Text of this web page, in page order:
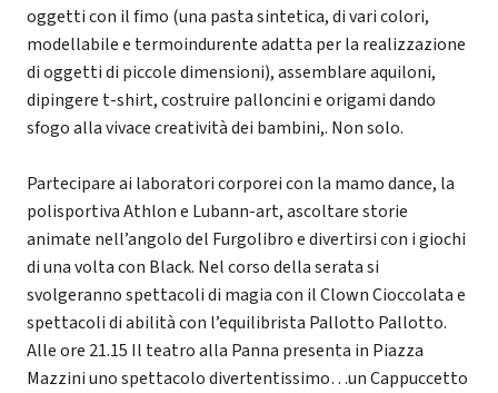
oggetti con il fimo (una pasta sintetica, di vari colori,
modellabile e termoindurente adatta per la realizzazione
di oggetti di piccole dimensioni), assemblare aquiloni,
dipingere t-shirt, costruire palloncini e origami dando
sfogo alla vivace creatività dei bambini,. Non solo.
Partecipare ai laboratori corporei con la mamo dance, la
polisportiva Athlon e Lubann-art, ascoltare storie
animate nell’angolo del Furgolibro e divertirsi con i giochi
di una volta con Black. Nel corso della serata si
svolgeranno spettacoli di magia con il Clown Cioccolata e
spettacoli di abilità con l’equilibrista Pallotto Pallotto.
Alle ore 21.15 Il teatro alla Panna presenta in Piazza
Mazzini uno spettacolo divertentissimo…un Cappuccetto